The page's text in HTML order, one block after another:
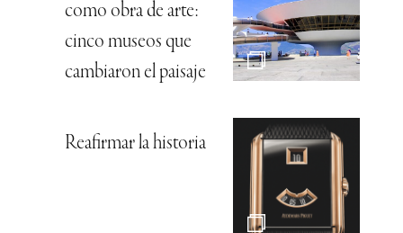
como obra de arte:
cinco museos que
cambiaron el paisaje
Reafirmar la historia